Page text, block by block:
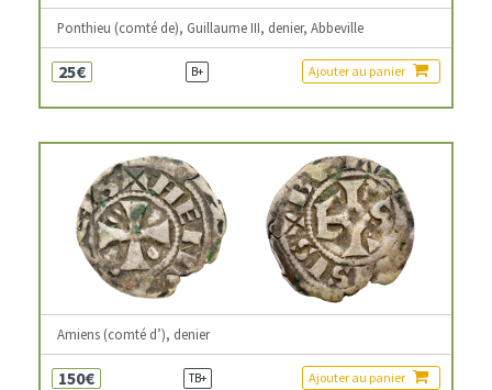
Ponthieu (comté de), Guillaume III, denier, Abbeville
25€ B+ Ajouter au panier
Amiens (comté d’), denier
150€ TB+ Ajouter au panier